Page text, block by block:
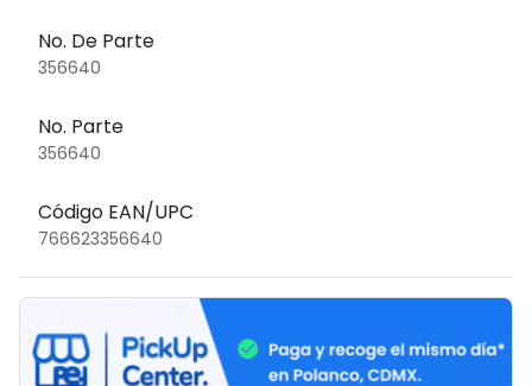
No. De Parte
356640
No. Parte
356640
Código EAN/UPC
766623356640